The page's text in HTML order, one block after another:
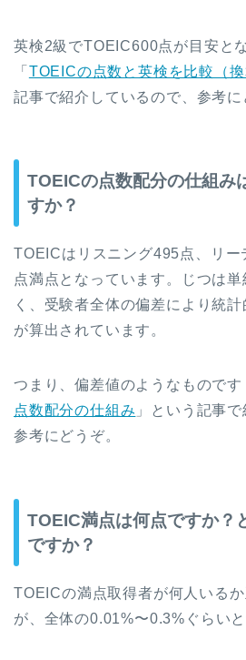
英検2級でTOEIC600点が目安と
「 TOEICの点数と英検を比較（換
記事で紹介しているので、参考に
TOEICの点数配分の仕組み
すか？
TOEICはリスニング495点、リ
点満点となっています。じつは
く、受験者全体の偏差により統
が算出されています。
つまり、偏差値のようなものです
点数配分の仕組み 」という記事
参考にどうぞ。
TOEIC満点は何点ですか？
ですか？
TOEICの満点取得者が何人いる
が、全体の0.01%〜0.3%ぐらい